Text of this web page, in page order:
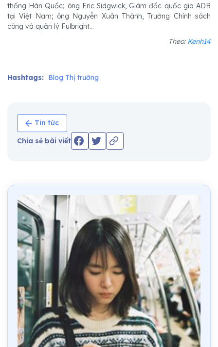
thống Hàn Quốc; ông Eric Sidgwick, Giám đốc quốc gia ADB
tại Việt Nam; ông Nguyễn Xuân Thành, Trường Chính sách
công và quản lý Fulbright…
Theo: Kenh14
Hashtags: Blog Thị trường
Tin tức
Chia sẻ bài viết